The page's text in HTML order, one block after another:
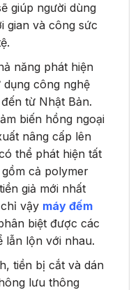
giúp người dùng
gian và công sức
năng phát hiện
dụng công nghệ
từ Nhật Bản.
biến hồng ngoại
nâng cấp lên
thể phát hiện tất
cả polymer
giả mới nhất
vậy máy đếm
biệt được các
lẫn lộn với nhau.
tiền bị cắt và dán
lưu thông